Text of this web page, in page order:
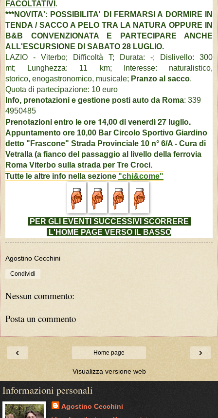
FACOLTATIVI .
***NOVITA': POSSIBILITA' DI FERMARSI A DORMIRE IN
TENDA / SACCO A PELO TRA LA NATURA OPPURE IN
B&B CONVENZIONATA E PARTECIPARE ANCHE
ALL'ESCURSIONE DI SABATO 28 LUGLIO.
LAZIO - Viterbo; Difficoltà T;
Durata: -; Dislivello: 300
mt; Lunghezza: 11 km; Interesse: naturalistico,
storico, enogastronomico, musicale; Pranzo al sacco.
Quota di partecipazione: 10 euro
Info, prenotazioni e gestione posti auto da Roma: 339
4950485
Prenotazioni entro le ore 14,00 di venerdì 27 luglio.
Appuntamento ore 10,00 Bar Circolo Sportivo Giardino
detto "Frascone" Strada Provinciale 10 n° 6/A - Cura di
Vetralla (a fianco del passaggio al livello della ferrovia
Roma Viterbo sulla strada per Tre Croci.
Tutte le altre info nella sezione "chi&come"
PER GLI EVENTI SUCCESSIVI SCORRERE
L'HOME PAGE VERSO IL BASSO
Agostino Cecchini
Condividi
Nessun commento:
Posta un commento
‹ ›
Home page
Visualizza versione web
Informazioni personali
Agostino Cecchini